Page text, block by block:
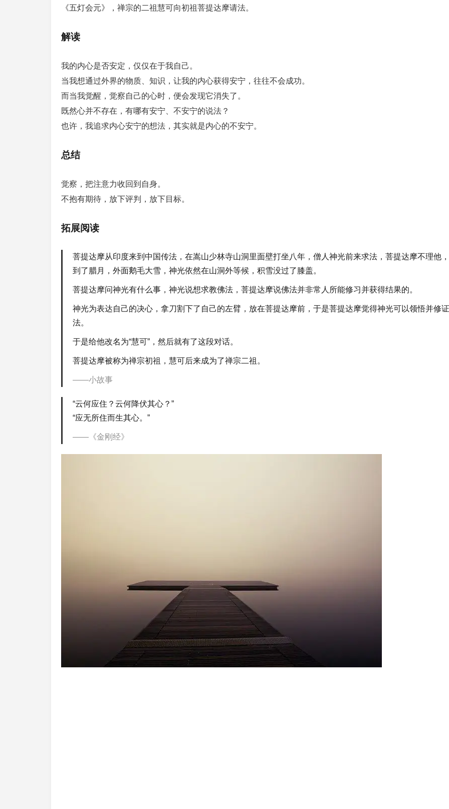
《五灯会元》，禅宗的二祖慧可向初祖菩提达摩请法。
解读
我的内心是否安定，仅仅在于我自己。
当我想通过外界的物质、知识，让我的内心获得安宁，往往不会成功。
而当我觉醒，觉察自己的心时，便会发现它消失了。
既然心并不存在，有哪有安宁、不安宁的说法？
也许，我追求内心安宁的想法，其实就是内心的不安宁。
总结
觉察，把注意力收回到自身。
不抱有期待，放下评判，放下目标。
拓展阅读
菩提达摩从印度来到中国传法，在嵩山少林寺山洞里面壁打坐八年，僧人神光前来求法，菩提达摩不理他
到了腊月，外面鹅毛大雪，神光依然在山洞外等候，积雪没过了膝盖。
菩提达摩问神光有什么事，神光说想求教佛法，菩提达摩说佛法并非常人所能修习并获得结果的。
神光为表达自己的决心，拿刀割下了自己的左臂，放在菩提达摩前，于是菩提达摩觉得神光可以领悟并修
法。
于是给他改名为“慧可”，然后就有了这段对话。
菩提达摩被称为禅宗初祖，慧可后来成为了禅宗二祖。
小故事
“云何应住？云何降伏其心？”
“应无所住而生其心。”
《金刚经》